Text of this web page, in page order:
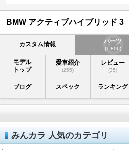
BMW アクティブハイブリッド 3
カスタム情報 パーツ
(1,806)
モデル
トップ
愛車紹介
(255)
レビュー
(35)
ブログ スペック ランキング
みんカラ 人気のカテゴリ